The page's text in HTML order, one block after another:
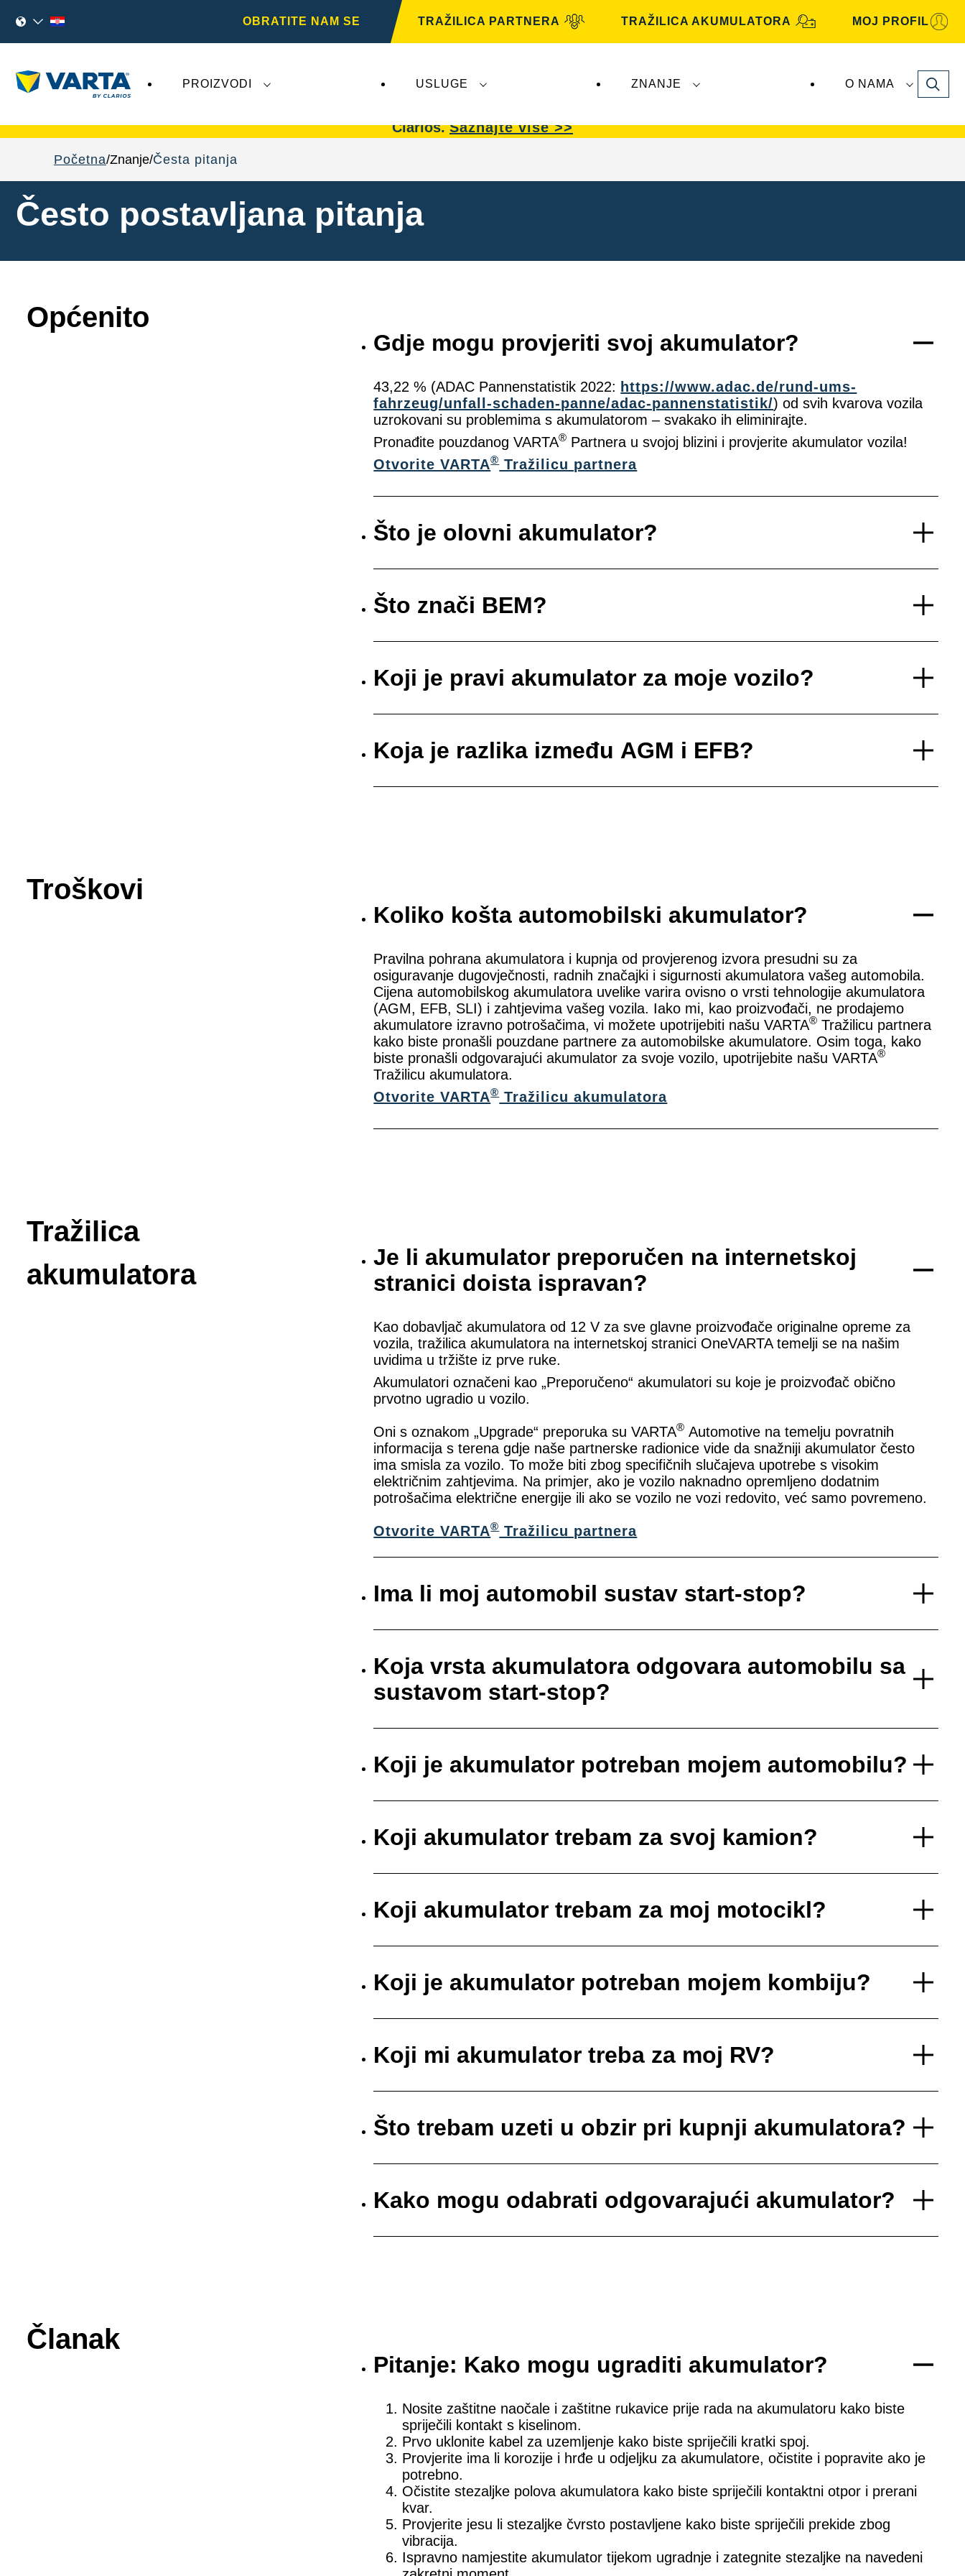
OBRATITE NAM SE TRAŽILICA PARTNERA TRAŽILICA AKUMULATORA MOJ PROFIL
PROIZVODI USLUGE ZNANJE O NAMA Search
Clarios.Saznajte više >>
Početna Znanje Česta pitanja
Često postavljana pitanja
Općenito
Gdje mogu provjeriti svoj akumulator?
43,22 % (ADAC Pannenstatistik 2022: https://www.adac.de/rund-ums-
fahrzeug/unfall-schaden-panne/adac-pannenstatistik/) od svih kvarova vozila
uzrokovani su problemima s akumulatorom – svakako ih eliminirajte.
Pronađite pouzdanog VARTA® Partnera u svojoj blizini i provjerite akumulator vozila!
Otvorite VARTA®Tražilicu partnera
Što je olovni akumulator?
Što znači BEM?
Koji je pravi akumulator za moje vozilo?
Koja je razlika između AGM i EFB?
Troškovi
Koliko košta automobilski akumulator?
Pravilna pohrana akumulatora i kupnja od provjerenog izvora presudni su za
osiguravanje dugovječnosti, radnih značajki i sigurnosti akumulatora vašeg automobila.
Cijena automobilskog akumulatora uvelike varira ovisno o vrsti tehnologije akumulatora
(AGM, EFB, SLI) i zahtjevima vašeg vozila. Iako mi, kao proizvođači, ne prodajemo
akumulatore izravno potrošačima, vi možete upotrijebiti našu VARTA® Tražilicu partnera
kako biste pronašli pouzdane partnere za automobilske akumulatore. Osim toga, kako
biste pronašli odgovarajući akumulator za svoje vozilo, upotrijebite našu VARTA®
Tražilicu akumulatora.
Otvorite VARTA®Tražilicu akumulatora
Tražilica
akumulatora
Je li akumulator preporučen na internetskoj
stranici doista ispravan?
Kao dobavljač akumulatora od 12 V za sve glavne proizvođače originalne opreme za
vozila, tražilica akumulatora na internetskoj stranici OneVARTA temelji se na našim
uvidima u tržište iz prve ruke.
Akumulatori označeni kao „Preporučeno“ akumulatori su koje je proizvođač obično
prvotno ugradio u vozilo.
Oni s oznakom „Upgrade“ preporuka su VARTA® Automotive na temelju povratnih
informacija s terena gdje naše partnerske radionice vide da snažniji akumulator često
ima smisla za vozilo. To može biti zbog specifičnih slučajeva upotrebe s visokim
električnim zahtjevima. Na primjer, ako je vozilo naknadno opremljeno dodatnim
potrošačima električne energije ili ako se vozilo ne vozi redovito, već samo povremeno.
Otvorite VARTA®Tražilicu partnera
Ima li moj automobil sustav start-stop?
Koja vrsta akumulatora odgovara automobilu sa
sustavom start-stop?
Koji je akumulator potreban mojem automobilu?
Koji akumulator trebam za svoj kamion?
Koji akumulator trebam za moj motocikl?
Koji je akumulator potreban mojem kombiju?
Koji mi akumulator treba za moj RV?
Što trebam uzeti u obzir pri kupnji akumulatora?
Kako mogu odabrati odgovarajući akumulator?
Članak
Pitanje: Kako mogu ugraditi akumulator?
Nosite zaštitne naočale i zaštitne rukavice prije rada na akumulatoru kako biste
spriječili kontakt s kiselinom.
Prvo uklonite kabel za uzemljenje kako biste spriječili kratki spoj.
Provjerite ima li korozije i hrđe u odjeljku za akumulatore, očistite i popravite ako je
potrebno.
Očistite stezaljke polova akumulatora kako biste spriječili kontaktni otpor i prerani
kvar.
Provjerite jesu li stezaljke čvrsto postavljene kako biste spriječili prekide zbog
vibracija.
Ispravno namjestite akumulator tijekom ugradnje i zategnite stezaljke na navedeni